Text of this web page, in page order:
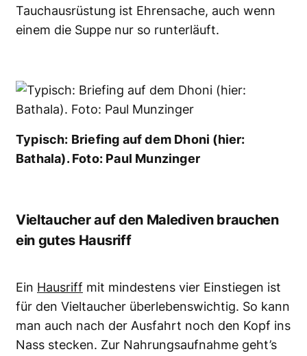
Tauchausrüstung ist Ehrensache, auch wenn
einem die Suppe nur so runterläuft.
Typisch: Briefing auf dem Dhoni (hier:
Bathala). Foto: Paul Munzinger
Vieltaucher auf den Malediven brauchen
ein gutes Hausriff
Ein Hausriff mit mindestens vier Einstiegen ist
für den Vieltaucher überlebenswichtig. So kann
man auch nach der Ausfahrt noch den Kopf ins
Nass stecken. Zur Nahrungsaufnahme geht’s